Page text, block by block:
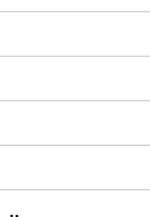
auf dlf.de
App